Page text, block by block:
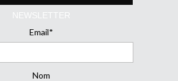
NEWSLETTER
Email*
Nom